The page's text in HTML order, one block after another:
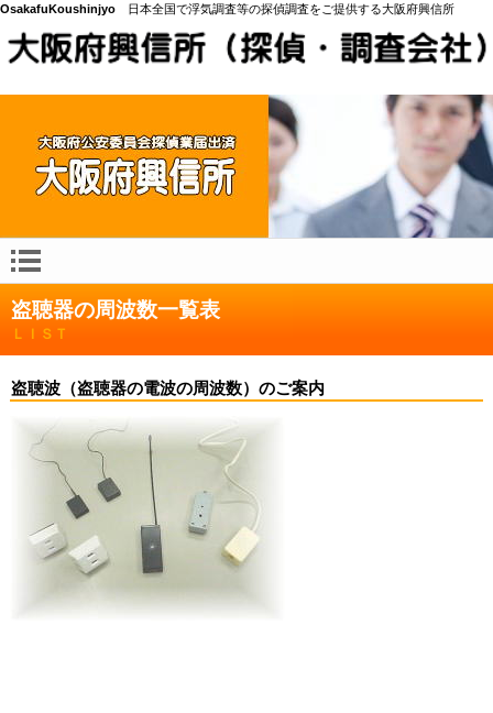
OsakafuKoushinjyo 日本全国で浮気調査等の探偵調査をご提供する大阪府興信所
盗聴器の周波数一覧表
ＬＩＳＴ
盗聴波（盗聴器の電波の周波数）のご案内